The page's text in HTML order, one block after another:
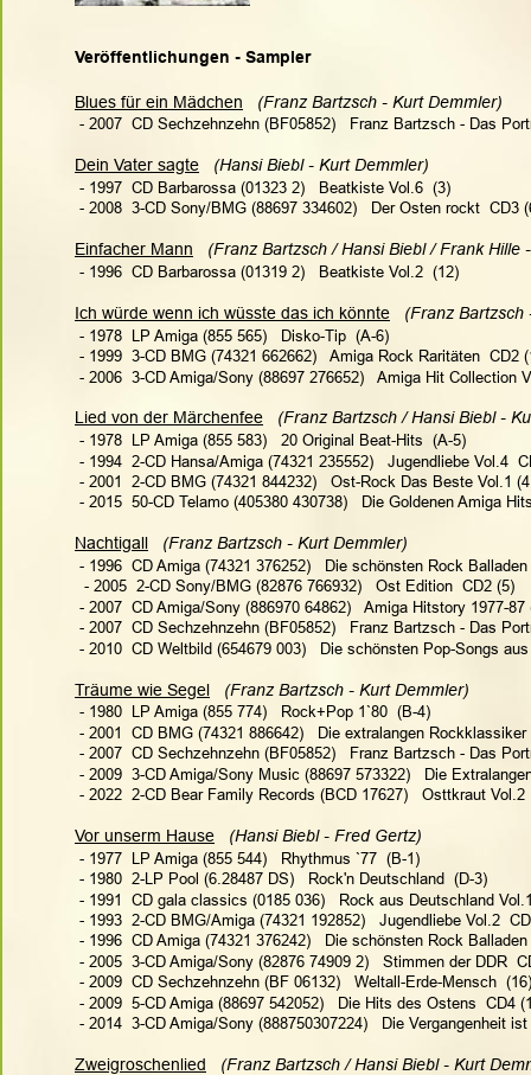
Veröffentlichungen - Sampler
Blues für ein Mädchen
(Franz Bartzsch - Kurt Demmler)
- 2007  CD Sechzehnzehn (BF05852)   Franz Bartzsch - Das
Dein Vater sagte
(Hansi Biebl - Kurt Demmler)
- 1997  CD Barbarossa (01323 2)   Beatkiste Vol.6  (3)
- 2008  3-CD Sony/BMG (88697 334602)   Der Osten rockt  CD3
Einfacher Mann
(Franz Bartzsch / Hansi Biebl / Frank Hille
- 1996  CD Barbarossa (01319 2)   Beatkiste Vol.2  (12)
Ich würde wenn ich wüsste das ich könnte
(Franz Bartzsch
- 1978  LP Amiga (855 565)   Disko-Tip  (A-6)
- 1999  3-CD BMG (74321 662662)   Amiga Rock Raritäten  CD2
- 2006  3-CD Amiga/Sony (88697 276652)   Amiga Hit Collection
Lied von der Märchenfee
(Franz Bartzsch / Hansi Biebl -
- 1978  LP Amiga (855 583)   20 Original Beat-Hits  (A-5)
- 1994  2-CD Hansa/Amiga (74321 235552)   Jugendliebe Vol.4
- 2001  2-CD BMG (74321 844232)   Ost-Rock Das Beste Vol.1
- 2015  50-CD Telamo (405380 430738)   Die Goldenen Amiga
Nachtigall
(Franz Bartzsch - Kurt Demmler)
- 1996  CD Amiga (74321 376252)   Die schönsten Rock Balladen
  - 2005  2-CD Sony/BMG (82876 766932)   Ost Edition  CD2 (5)
- 2007  CD Amiga/Sony (886970 64862)   Amiga Hitstory 1977-87
- 2007  CD Sechzehnzehn (BF05852)   Franz Bartzsch - Das
- 2010  CD Weltbild (654679 003)   Die schönsten Pop-Songs
Träume wie Segel
(Franz Bartzsch - Kurt Demmler)
- 1980  LP Amiga (855 774)   Rock+Pop 1`80  (B-4)
- 2001  CD BMG (74321 886642)   Die extralangen Rockklassiker
- 2007  CD Sechzehnzehn (BF05852)   Franz Bartzsch - Das
- 2009  3-CD Amiga/Sony Music (88697 573322)   Die
- 2022  2-CD Bear Family Records (BCD 17627)   Osttkraut Vol.2
Vor unserm Hause
(Hansi Biebl - Fred Gertz)
- 1977  LP Amiga (855 544)   Rhythmus `77  (B-1)
- 1980  2-LP Pool (6.28487 DS)   Rock'n Deutschland  (D-3)
- 1991  CD gala classics (0185 036)   Rock aus Deutschland
- 1993  2-CD BMG/Amiga (74321 192852)   Jugendliebe Vol.2
- 1996  CD Amiga (74321 376242)   Die schönsten Rock Balladen
- 2005  3-CD Amiga/Sony (82876 74909 2)   Stimmen der DDR
- 2009  CD Sechzehnzehn (BF 06132)   Weltall-Erde-Mensch  (16)
- 2009  5-CD Amiga (88697 542052)   Die Hits des Ostens  CD4
- 2014  3-CD Amiga/Sony (888750307224)   Die Vergangenheit
Zweigroschenlied
(Franz Bartzsch / Hansi Biebl - Kurt